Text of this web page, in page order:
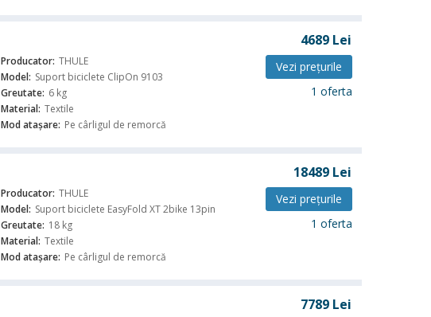
Producator: THULE
Model: Suport biciclete ClipOn 9103
Greutate: 6 kg
Material: Textile
Mod atașare: Pe cârligul de remorcă
4689 Lei
Vezi preţurile
1 oferta
Producator: THULE
Model: Suport biciclete EasyFold XT 2bike 13pin
Greutate: 18 kg
Material: Textile
Mod atașare: Pe cârligul de remorcă
18489 Lei
Vezi preţurile
1 oferta
7789 Lei